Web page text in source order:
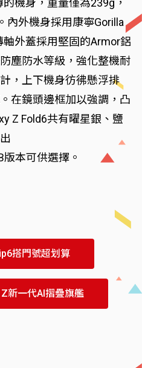
內外機身採用康寧Gorilla
外蓋採用堅固的Armor鋁
塵防水等級，強化整機耐
，上下機身彷彿懸浮排
在鏡頭邊框加以強調，凸
Z Fold6共有曜星銀、鹽
本可供選擇。
搭門號超划算
新一代AI摺疊旗艦